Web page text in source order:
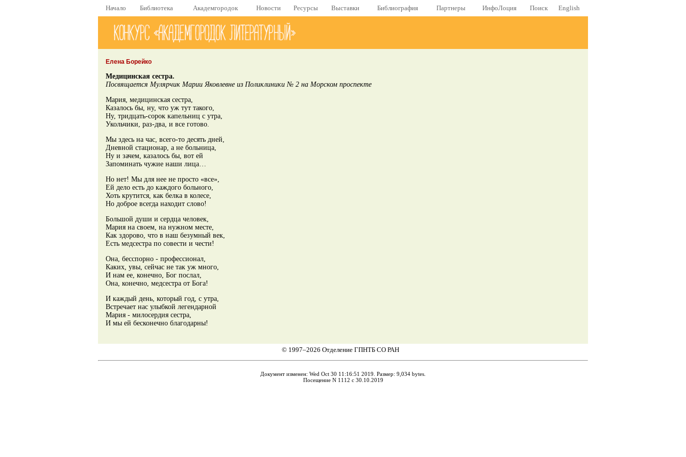
Начало Библиотека Академгородок Новости Ресурсы Выставки Библиография Партнеры ИнфоЛоция Поиск English
Елена Борейко
Медицинская сестра.
Посвящается Мулярчик Марии Яковлевне из Поликлиники № 2 на Морском проспекте
Мария, медицинская сестра,
Казалось бы, ну, что уж тут такого,
Ну, тридцать-сорок капельниц с утра,
Укольчики, раз-два, и все готово.
Мы здесь на час, всего-то десять дней,
Дневной стационар, а не больница,
Ну и зачем, казалось бы, вот ей
Запоминать чужие наши лица…
Но нет! Мы для нее не просто «все»,
Ей дело есть до каждого больного,
Хоть крутится, как белка в колесе,
Но доброе всегда находит слово!
Большой души и сердца человек,
Мария на своем, на нужном месте,
Как здорово, что в наш безумный век,
Есть медсестра по совести и чести!
Она, бесспорно - профессионал,
Каких, увы, сейчас не так уж много,
И нам ее, конечно, Бог послал,
Она, конечно, медсестра от Бога!
И каждый день, который год, с утра,
Встречает нас улыбкой легендарной
Мария - милосердия сестра,
И мы ей бесконечно благодарны!
© 1997–2026 Отделение ГПНТБ СО РАН
Документ изменен: Wed Oct 30 11:16:51 2019. Размер: 9,034 bytes.
Посещение N 1112 с 30.10.2019